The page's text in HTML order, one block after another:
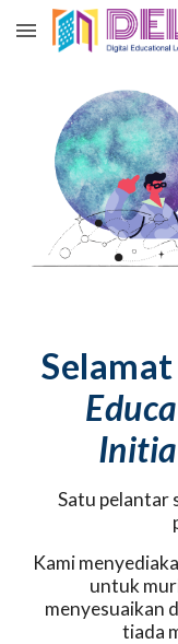
Skip to main content
Satu pelantar
Kami
untuk
menyesuaikan
tiada